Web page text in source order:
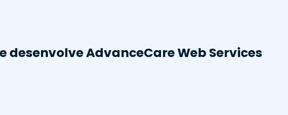
desenvolve AdvanceCare Web Services